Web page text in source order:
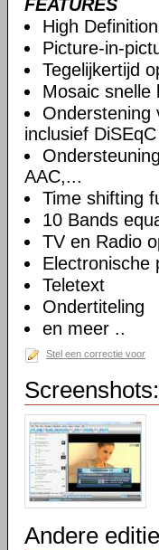
FEATURES
High
Picture-in-
Tegelijkertijd
Mosaic snelle
Onderstening
inclusief
AAC,...
Time shifting
10 Bands
TV en Radio
Electronische
Teletext
Ondertiteling
en meer ..
Stel een correctie voor
Screenshots:
Andere